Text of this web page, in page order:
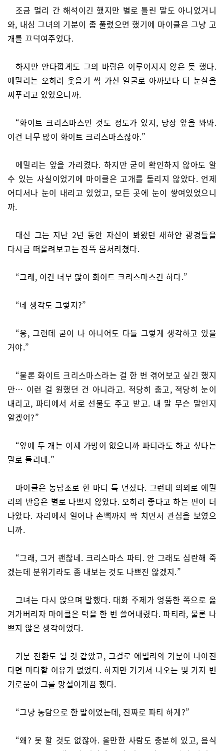
조금 멀리 간 해석이긴 했지만 별로 틀린 말도 아니었거니
와, 내심 그녀의 기분이 좀 풀렸으면 했기에 마이클은 그냥 고
개를 끄덕여주었다.
하지만 안타깝게도 그의 바람은 이루어지지 않은 듯 했다.
에밀리는 오히려 웃음기 싹 가신 얼굴로 아까보다 더 눈살을
찌푸리고 있었으니까.
“화이트 크리스마스인 것도 정도가 있지, 당장 앞을 봐봐.
이건 너무 많이 화이트 크리스마스잖아.”
에밀리는 앞을 가리켰다. 하지만 굳이 확인하지 않아도 알
수 있는 사실이었기에 마이클은 고개를 돌리지 않았다. 언제
어디서나 눈이 내리고 있었고, 모든 곳에 눈이 쌓여있었으니
까.
대신 그는 지난 2년 동안 자신이 봐왔던 새하얀 광경들을
다시금 떠올려보고는 잔뜩 몸서리쳤다.
“그래, 이건 너무 많이 화이트 크리스마스긴 하다.”
“네 생각도 그렇지?”
“응, 그런데 굳이 나 아니어도 다들 그렇게 생각하고 있을
거야.”
“물론 화이트 크리스마스라는 걸 한 번 겪어보고 싶긴 했지
만… 이런 걸 원했던 건 아니라고. 적당히 춥고, 적당히 눈이
내리고, 파티에서 서로 선물도 주고 받고. 내 말 무슨 말인지
알겠어?”
“앞에 두 개는 이제 가망이 없으니까 파티라도 하고 싶다는
말로 들리네.”
마이클은 농담조로 한 마디 툭 던졌다. 그런데 의외로 에밀
리의 반응은 별로 나쁘지 않았다. 오히려 좋다고 하는 편이 더
나았다. 자리에서 일어나 손뼉까지 짝 치면서 관심을 보였으
니까.
“그래, 그거 괜찮네. 크리스마스 파티. 안 그래도 심란해 죽
겠는데 분위기라도 좀 내보는 것도 나쁘진 않겠지.”
그녀는 다시 앉으며 말했다. 대화 주제가 엉뚱한 쪽으로 옮
겨가버리자 마이클은 턱을 한 번 쓸어내렸다. 파티라, 물론 나
쁘지 않은 생각이었다.
기분 전환도 될 것 같았고, 그걸로 에밀리의 기분이 나아진
다면 마다할 이유가 없었다. 하지만 거기서 나오는 몇 가지 번
거로움이 그를 망설이게끔 했다.
“그냥 농담으로 한 말이었는데, 진짜로 파티 하게?”
“왜? 못 할 것도 없잖아. 올만한 사람도 충분히 있고, 음식